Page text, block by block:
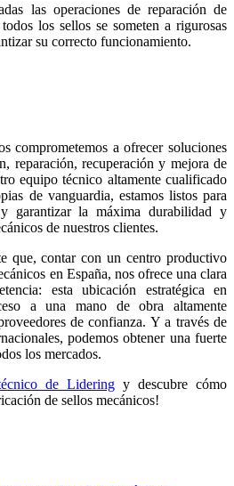
las operaciones de reparación de
los sellos se someten a rigurosas
su correcto funcionamiento.
comprometemos a ofrecer soluciones
reparación, recuperación y mejora de
equipo técnico altamente cualificado
de vanguardia, estamos listos para
garantizar la máxima durabilidad y
de nuestros clientes.
que, contar con un centro productivo
en España, nos ofrece una clara
esta ubicación estratégica en
a una mano de obra altamente
de confianza. Y a través de
podemos obtener una fuerte
los mercados.
de Lidering y descubre cómo
de sellos mecánicos!